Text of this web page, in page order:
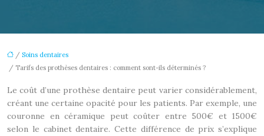
/ Soins dentaires
/ Tarifs des prothèses dentaires : comment sont-ils déterminés ?
Le coût d’une prothèse dentaire peut varier considérablement,
créant une certaine opacité pour les patients. Par exemple, une
couronne en céramique peut coûter entre 500€ et 1500€
selon le cabinet dentaire. Cette différence de prix s’explique